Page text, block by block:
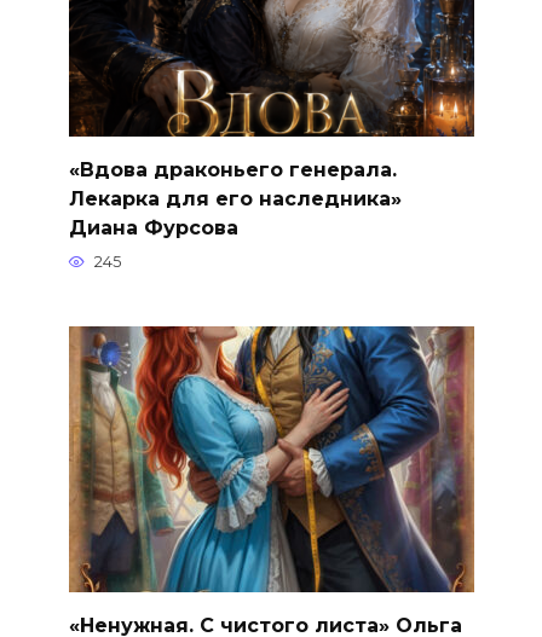
«Вдова драконьего генерала.
Лекарка для его наследника»
Диана Фурсова
245
«Ненужная. С чистого листа» Ольга